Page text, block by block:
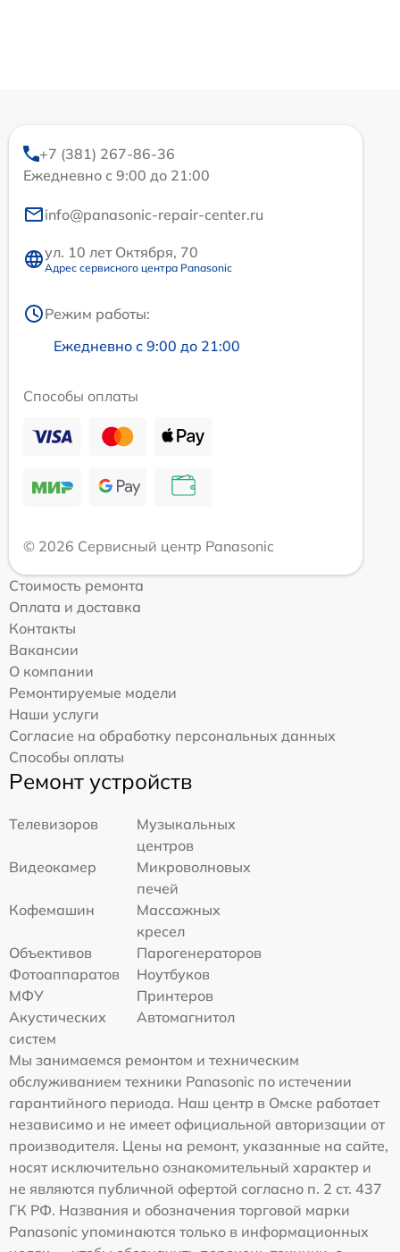
+7 (381) 267-86-36
Ежедневно с 9:00 до 21:00
info@panasonic-repair-center.ru
ул. 10 лет Октября, 70
Адрес сервисного центра Panasonic
Режим работы:
Ежедневно с 9:00 до 21:00
Способы оплаты
© 2026 Сервисный центр Panasonic
Стоимость ремонта
Оплата и доставка
Контакты
Вакансии
О компании
Ремонтируемые модели
Наши услуги
Согласие на обработку персональных данных
Способы оплаты
Ремонт устройств
Телевизоров
Музыкальных
центров
Видеокамер
Микроволновых
печей
Кофемашин
Массажных
кресел
Объективов
Парогенераторов
Фотоаппаратов
Ноутбуков
МФУ
Принтеров
Акустических
систем
Автомагнитол
Мы занимаемся ремонтом и техническим
обслуживанием техники Panasonic по истечении
гарантийного периода. Наш центр в Омске работает
независимо и не имеет официальной авторизации от
производителя. Цены на ремонт, указанные на сайте,
носят исключительно ознакомительный характер и
не являются публичной офертой согласно п. 2 ст. 437
ГК РФ. Названия и обозначения торговой марки
Panasonic упоминаются только в информационных